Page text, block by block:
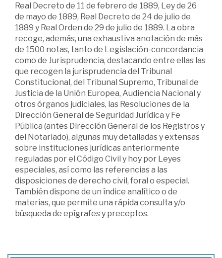
Real Decreto de 11 de febrero de 1889, Ley de 26
de mayo de 1889, Real Decreto de 24 de julio de
1889 y Real Orden de 29 de julio de 1889. La obra
recoge, además, una exhaustiva anotación de más
de 1500 notas, tanto de Legislación-concordancia
como de Jurisprudencia, destacando entre ellas las
que recogen la jurisprudencia del Tribunal
Constitucional, del Tribunal Supremo, Tribunal de
Justicia de la Unión Europea, Audiencia Nacional y
otros órganos judiciales, las Resoluciones de la
Dirección General de Seguridad Jurídica y Fe
Pública (antes Dirección General de los Registros y
del Notariado), algunas muy detalladas y extensas
sobre instituciones jurídicas anteriormente
reguladas por el Código Civil y hoy por Leyes
especiales, así como las referencias a las
disposiciones de derecho civil, foral o especial.
También dispone de un índice analítico o de
materias, que permite una rápida consulta y/o
búsqueda de epígrafes y preceptos.